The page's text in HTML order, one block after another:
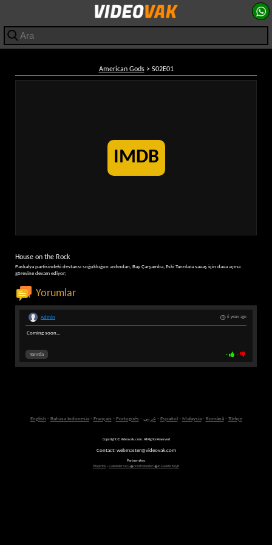
American Gods> S02E01
IMDB
House on the Rock
Paskalya partisindeki destansı soğukluğun ardından, Bay Çarşamba, Eski Tanrılara savaş için dava açma
görevine devam ediyor;
Yorumlar
6 years ago
Admin
Coming soon...
- -
Yanıtla
English - Bahasa Indonesia- Français - Português - عربى- Español - Malaysia- Română- Türkçe
Copyright © Videovak.com. All Rights Reserved
Contact: webmaster@videovak.com
Partner sites:
Waptrick-Gazeteler ve G�ncel Haberler i�in Gazete Keyfi